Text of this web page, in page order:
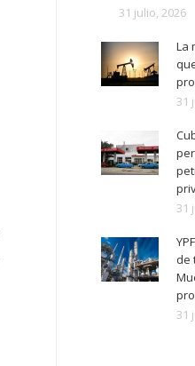
31 julio, 2026
La
31
31
de
31